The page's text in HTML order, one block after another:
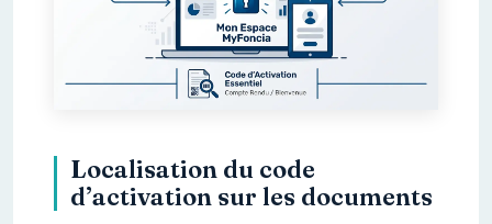
Localisation du code
d’activation sur les documents